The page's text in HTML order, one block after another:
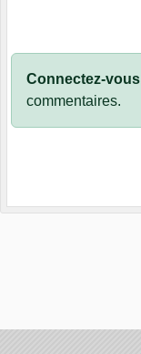
Connectez-vous
commentaires.